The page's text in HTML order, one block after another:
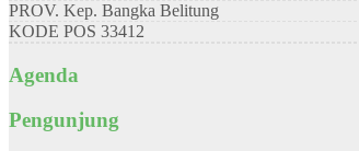
PROV. Kep. Bangka Belitung
KODE POS 33412
Agenda
Pengunjung